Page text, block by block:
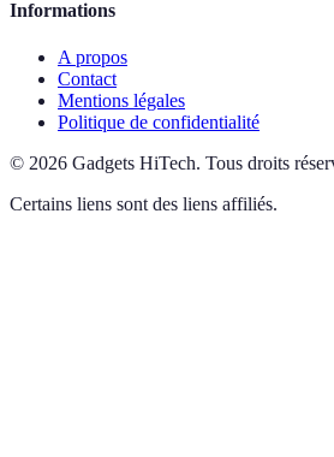
Informations
A propos
Contact
Mentions légales
Politique de confidentialité
© 2026 Gadgets HiTech. Tous droits
Certains liens sont des liens affiliés.